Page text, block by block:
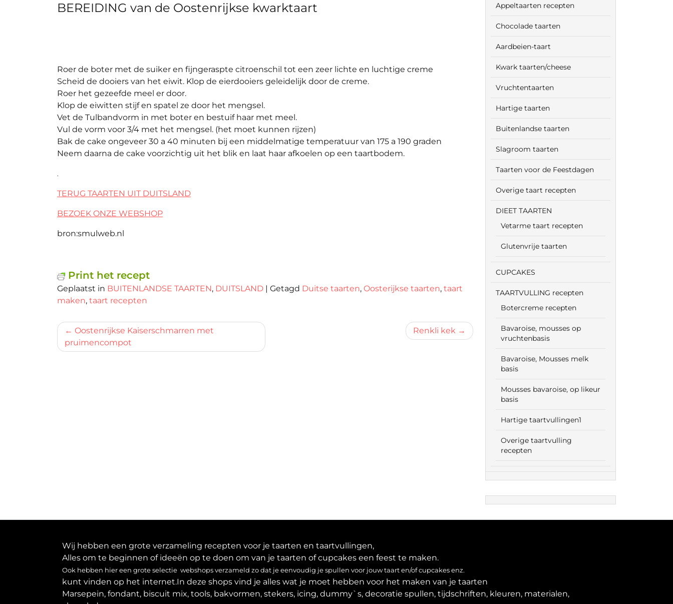
BEREIDING van de Oostenrijkse kwarktaart
Roer de boter met de suiker en fijngeraspte citroenschil tot een zeer lichte en luchtige creme
Scheid de dooiers van het eiwit. Klop de eierdooiers geleidelijk door de creme.
Roer het gezeefde meel er door.
Klop de eiwitten stijf en spatel ze door het mengsel.
Vet de Tulbandvorm in met boter en bestuif haar met meel.
Vul de vorm voor 3/4 met het mengsel. (het moet kunnen rijzen)
Bak de cake ongeveer 30 a 40 minuten bij een middelmatige temperatuur van 175 a 190 graden
Neem daarna de cake voorzichtig uit het blik en laat haar afkoelen op een taartbodem.
.
TERUG TAARTEN UIT DUITSLAND
BEZOEK ONZE WEBSHOP
bron:smulweb.nl
Print het recept
Geplaatst in BUITENLANDSE TAARTEN, DUITSLAND | Getagd Duitse taarten, Oosterijkse taarten, taart
maken, taart recepten
Bericht
navigatie
Oostenrijkse Kaiserschmarren met
pruimencompot
Renkli kek
Appeltaarten recepten
Chocolade taarten
Aardbeien-taart
Kwark taarten/cheese
Vruchtentaarten
Hartige taarten
Buitenlandse taarten
Slagroom taarten
Taarten voor de Feestdagen
Overige taart recepten
DIEET TAARTEN
Vetarme taart recepten
Glutenvrije taarten
CUPCAKES
TAARTVULLING recepten
Botercreme recepten
Bavaroise, mousses op
vruchtenbasis
Bavaroise, Mousses melk
basis
Mousses bavaroise, op likeur
basis
Hartige taartvullingen1
Overige taartvulling
recepten
Wij hebben een grote verzameling recepten voor je taarten en taartvullingen,
Alles om te beginnen of ideeën op te doen om van je taarten of cupcakes een feest te maken.
Ook hebben hier een grote selectie webshops verzameld zo dat je eenvoudig je spullen voor jouw taart en/of cupcakes enz.
kunt vinden op het internet.In deze shops vind je alles wat je moet hebben voor het maken van je taarten
Marsepein, fondant, biscuit mix, tools, bakvormen, stekers, icing, dummy`s, decoratie spullen, tijdschriften, kleuren, materialen,